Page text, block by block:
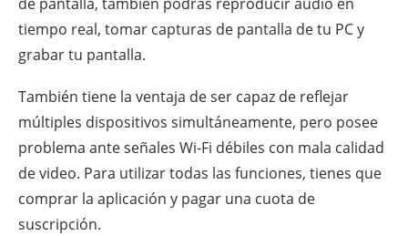
tiempo real, tomar capturas de pantalla de tu PC y
grabar tu pantalla.
También tiene la ventaja de ser capaz de reflejar
múltiples dispositivos simultáneamente, pero posee
problema ante señales Wi-Fi débiles con mala calidad
de video. Para utilizar todas las funciones, tienes que
comprar la aplicación y pagar una cuota de
suscripción.